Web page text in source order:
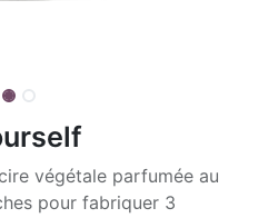
végétale parfumée au
pour fabriquer 3